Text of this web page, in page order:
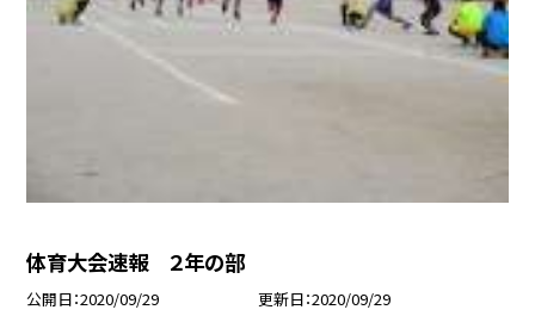
体育大会速報 ２年の部
公開日 2020/09/29 更新日 2020/09/29